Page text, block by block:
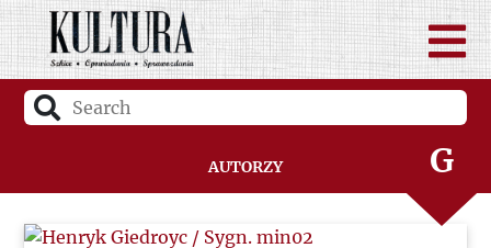
Autorzy
D
F
G
H